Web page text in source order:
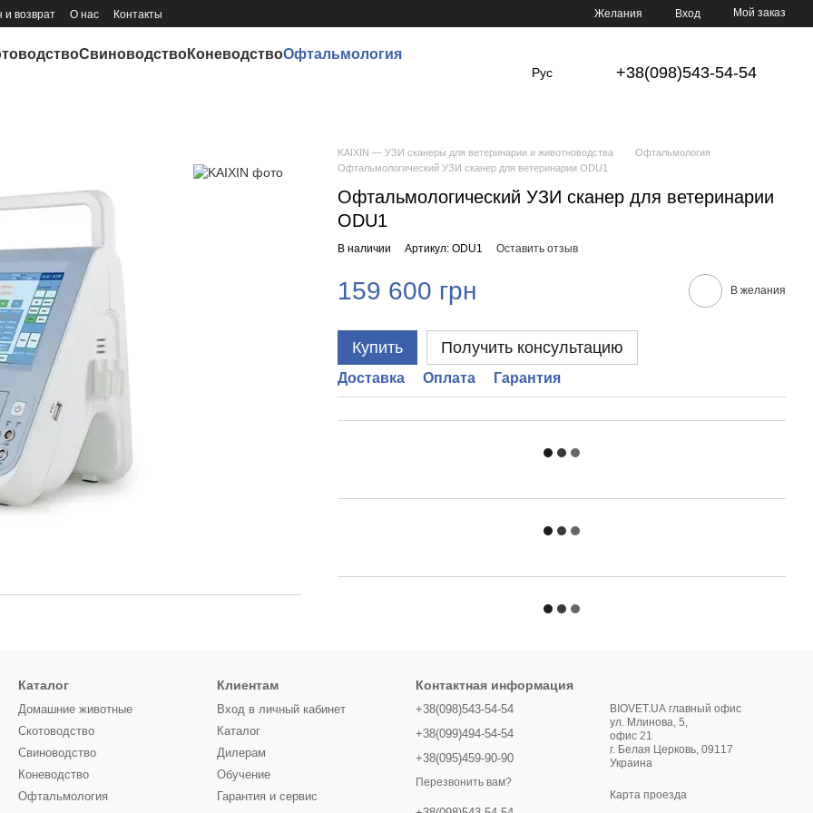
возврат О нас Контакты Желания Вход Мой заказ
СвиноводствоКоневодствоОфтальмология
Рус +38(098)543-54-54
KAIXIN — УЗИ сканеры для ветеринарии и животноводства
Офтальмология
Офтальмологический УЗИ сканер для ветеринарии ODU1
Офтальмологический УЗИ сканер для ветеринарии
ODU1
В наличии Артикул: ODU1 Оставить отзыв
159 600 грн В желания
Купить Получить консультацию
Доставка Оплата Гарантия
Каталог
Домашние животные
Скотоводство
Свиноводство
Коневодство
Офтальмология
Клиентам
Вход в личный кабинет
Каталог
Дилерам
Обучение
Гарантия и сервис
Контактная информация
+38(098)543-54-54
+38(099)494-54-54
+38(095)459-90-90
Перезвонить вам?
BIOVET.UA главный офис
ул. Млинова, 5,
офис 21
г. Белая Церковь, 09117
Украина
Карта проезда